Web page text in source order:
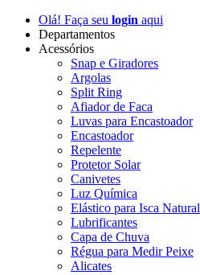
Olá! Faça seu login aqui
Departamentos
Acessórios
Snap e Giradores
Argolas
Split Ring
Afiador de Faca
Luvas para Encastoador
Encastoador
Repelente
Protetor Solar
Canivetes
Luz Química
Elástico para Isca Natural
Lubrificantes
Capa de Chuva
Régua para Medir Peixe
Alicates